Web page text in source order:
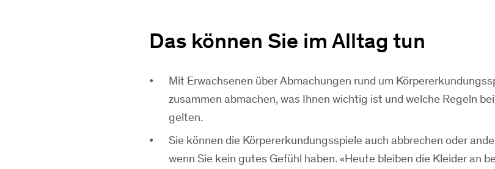
Das können Sie im Alltag tun
Mit Erwachsenen über Abmachungen rund um
zusammen abmachen, was Ihnen wichtig ist und welche Regeln
gelten.
Sie können die Körpererkundungsspiele auch abbrechen oder
wenn Sie kein gutes Gefühl haben. «Heute bleiben die Kleider an